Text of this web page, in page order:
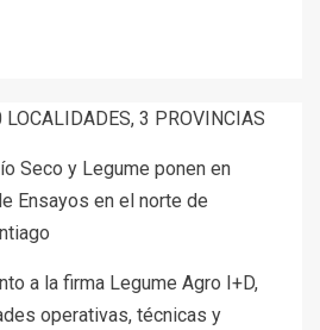
3 PROVINCIAS
Seco y Legume ponen en
Ensayos en el norte de
a la firma Legume Agro I+D,
operativas, técnicas y